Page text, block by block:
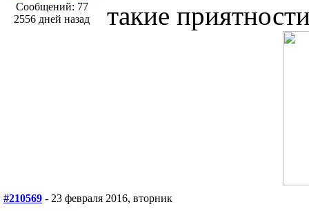
Сообщений: 77
2556 дней назад
такие
#210569 - 23 февраля 2016, вторник